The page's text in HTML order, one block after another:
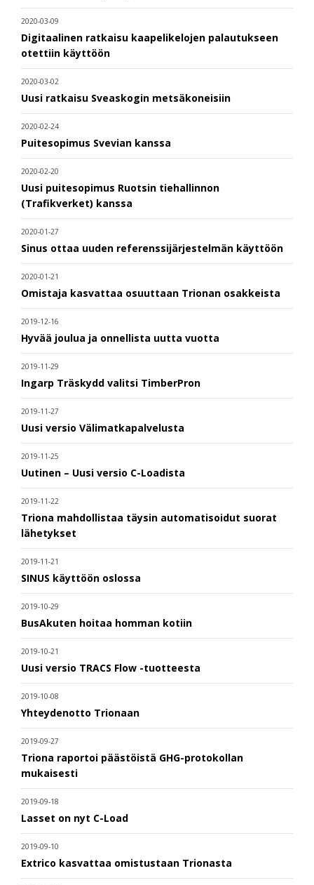
2020-03-09
Digitaalinen ratkaisu kaapelikelojen palautukseen
otettiin käyttöön
2020-03-02
Uusi ratkaisu Sveaskogin metsäkoneisiin
2020-02-24
Puitesopimus Svevian kanssa
2020-02-20
Uusi puitesopimus Ruotsin tiehallinnon
(Trafikverket) kanssa
2020-01-27
Sinus ottaa uuden referenssijärjestelmän käyttöön
2020-01-21
Omistaja kasvattaa osuuttaan Trionan osakkeista
2019-12-16
Hyvää joulua ja onnellista uutta vuotta
2019-11-29
Ingarp Träskydd valitsi TimberPron
2019-11-27
Uusi versio Välimatkapalvelusta
2019-11-25
Uutinen – Uusi versio C-Loadista
2019-11-22
Triona mahdollistaa täysin automatisoidut suorat
lähetykset
2019-11-21
SINUS käyttöön oslossa
2019-10-29
BusAkuten hoitaa homman kotiin
2019-10-21
Uusi versio TRACS Flow -tuotteesta
2019-10-08
Yhteydenotto Trionaan
2019-09-27
Triona raportoi päästöistä GHG-protokollan
mukaisesti
2019-09-18
Lasset on nyt C-Load
2019-09-10
Extrico kasvattaa omistustaan Trionasta